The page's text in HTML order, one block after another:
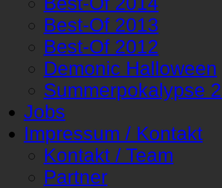
Best-Of 2013
Best-Of 2012
Demonic Halloween
Summerpokalypse
Jobs
Impressum / Kontakt
Kontakt / Team
Partner